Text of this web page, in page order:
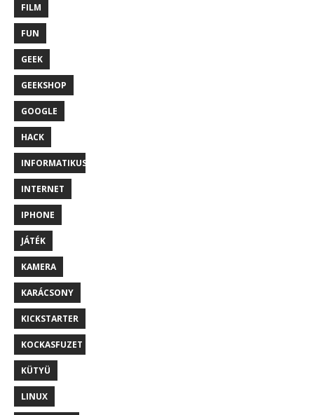
FILM
FUN
GEEK
GEEKSHOP
GOOGLE
HACK
INFORMATIKUS
INTERNET
IPHONE
JÁTÉK
KAMERA
KARÁCSONY
KICKSTARTER
KOCKASFUZET
KÜTYÜ
LINUX